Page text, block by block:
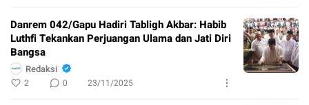
Danrem 042/Gapu Hadiri Tabligh Akbar: Habib
Luthfi Tekankan Perjuangan Ulama dan Jati Diri
Bangsa
Redaksi
2 0 23/11/2025